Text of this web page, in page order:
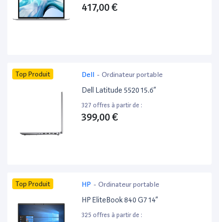
417,00 €
Top Produit Dell - Ordinateur portable
Dell Latitude 5520 15.6”
327 offres à partir de :
399,00 €
Top Produit HP - Ordinateur portable
HP EliteBook 840 G7 14”
325 offres à partir de :